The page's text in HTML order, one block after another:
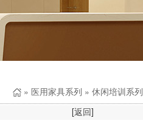
» 医用家具系列 » 休闲培训系列
[返回]